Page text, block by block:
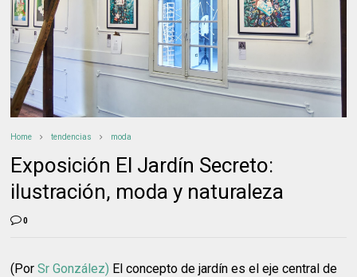
Home tendencias moda
Exposición El Jardín Secreto:
ilustración, moda y naturaleza
0
(PorSr González) El concepto de jardín es el eje central de